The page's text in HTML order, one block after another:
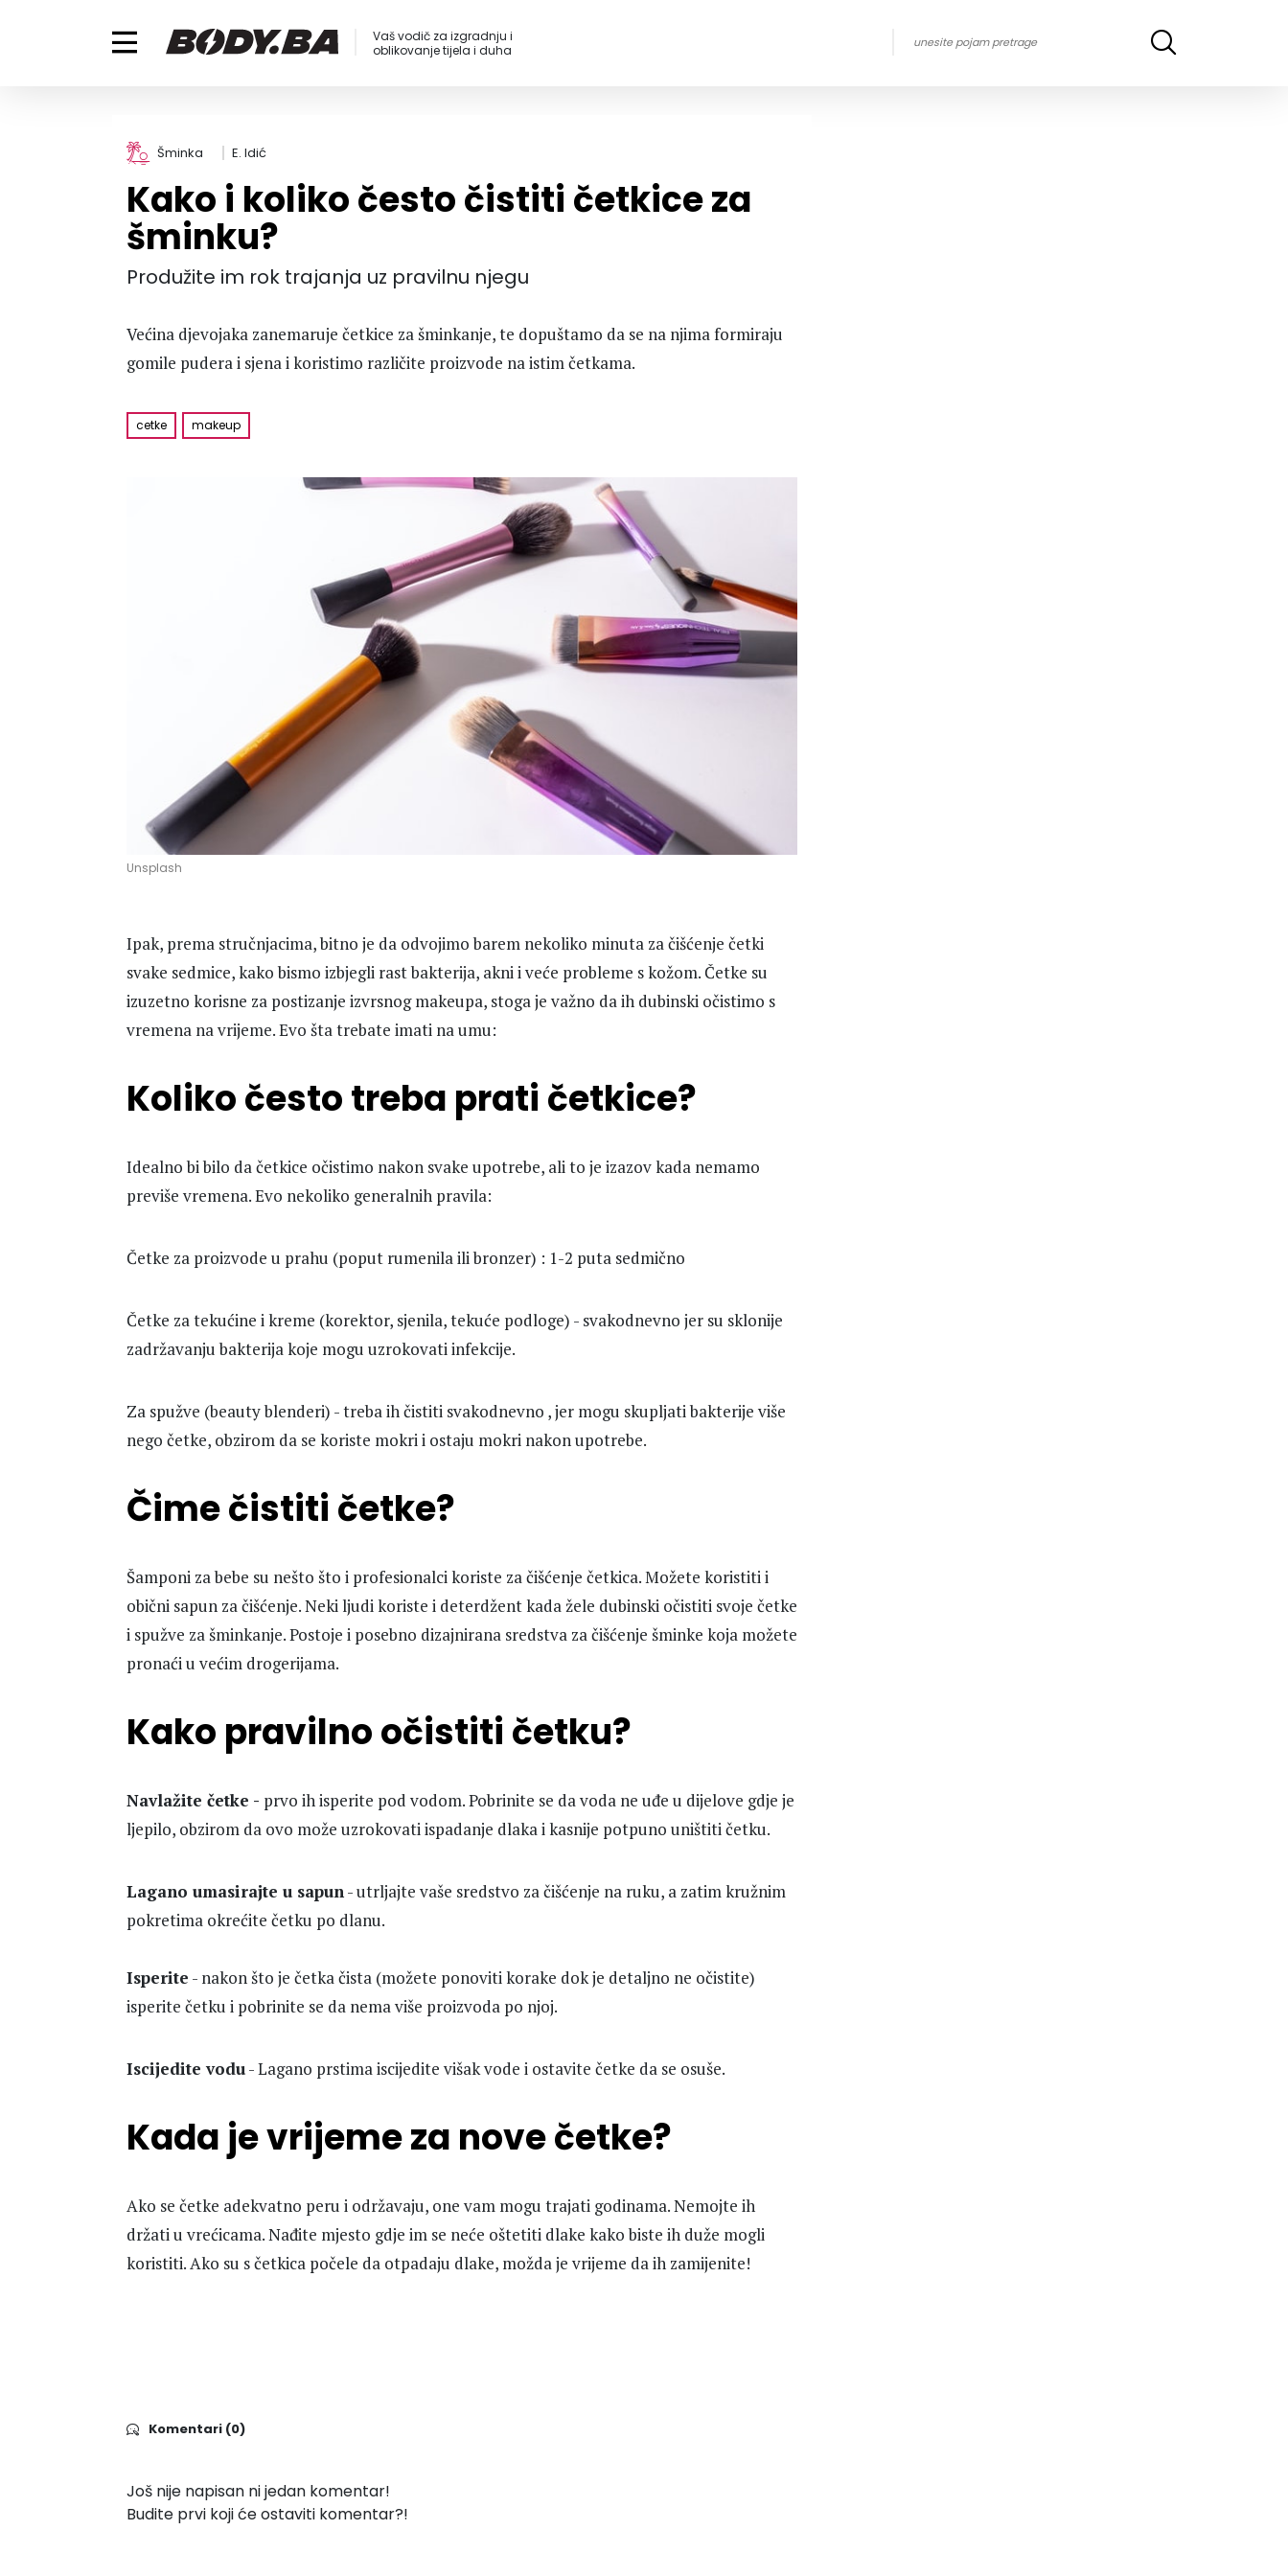
Vaš vodič za izgradnju i
oblikovanje tijela i duha
Šminka E. Idić
Kako i koliko često čistiti četkice za
šminku?
Produžite im rok trajanja uz pravilnu njegu
Većina djevojaka zanemaruje četkice za šminkanje, te dopuštamo da se na njima formiraju
gomile pudera i sjena i koristimo različite proizvode na istim četkama.
cetke makeup
Unsplash
Ipak, prema stručnjacima, bitno je da odvojimo barem nekoliko minuta za čišćenje četki
svake sedmice, kako bismo izbjegli rast bakterija, akni i veće probleme s kožom. Četke su
izuzetno korisne za postizanje izvrsnog makeupa, stoga je važno da ih dubinski očistimo s
vremena na vrijeme. Evo šta trebate imati na umu:
Koliko često treba prati četkice?
Idealno bi bilo da četkice očistimo nakon svake upotrebe, ali to je izazov kada nemamo
previše vremena. Evo nekoliko generalnih pravila:
Četke za proizvode u prahu (poput rumenila ili bronzer) : 1-2 puta sedmično
Četke za tekućine i kreme (korektor, sjenila, tekuće podloge) - svakodnevno jer su sklonije
zadržavanju bakterija koje mogu uzrokovati infekcije.
Za spužve (beauty blenderi) - treba ih čistiti svakodnevno , jer mogu skupljati bakterije više
nego četke, obzirom da se koriste mokri i ostaju mokri nakon upotrebe.
Čime čistiti četke?
Šamponi za bebe su nešto što i profesionalci koriste za čišćenje četkica. Možete koristiti i
obični sapun za čišćenje. Neki ljudi koriste i deterdžent kada žele dubinski očistiti svoje četke
i spužve za šminkanje. Postoje i posebno dizajnirana sredstva za čišćenje šminke koja možete
pronaći u većim drogerijama.
Kako pravilno očistiti četku?
Navlažite četke - prvo ih isperite pod vodom. Pobrinite se da voda ne uđe u dijelove gdje je
ljepilo, obzirom da ovo može uzrokovati ispadanje dlaka i kasnije potpuno uništiti četku.
Lagano umasirajte u sapun- utrljajte vaše sredstvo za čišćenje na ruku, a zatim kružnim
pokretima okrećite četku po dlanu.
Isperite - nakon što je četka čista (možete ponoviti korake dok je detaljno ne očistite)
isperite četku i pobrinite se da nema više proizvoda po njoj.
Iscijedite vodu- Lagano prstima iscijedite višak vode i ostavite četke da se osuše.
Kada je vrijeme za nove četke?
Ako se četke adekvatno peru i održavaju, one vam mogu trajati godinama. Nemojte ih
držati u vrećicama. Nađite mjesto gdje im se neće oštetiti dlake kako biste ih duže mogli
koristiti. Ako su s četkica počele da otpadaju dlake, možda je vrijeme da ih zamijenite!
Komentari (0)
Još nije napisan ni jedan komentar!
Budite prvi koji će ostaviti komentar?!